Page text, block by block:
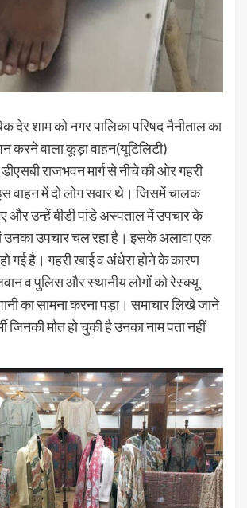
देर शाम को नगर पालिका परिषद नैनीताल का
करने वाला कूड़ा वाहन(यूटिलिटी)
राजभवन मार्ग से नीचे की ओर गहरी
वाहन में दो लोग सवार थे। जिसमें चालक
और उन्हें बीडी पांडे अस्पताल में उपचार के
उनका उपचार चल रहा है। इसके अलावा एक
गई है। गहरी खाई व अंधेरा होने के कारण
व पुलिस और स्थानीय लोगों को रेस्क्यू
का सामना करना पड़ा। समाचार लिखे जाने
जिनकी मौत हो चुकी है उनका नाम पता नहीं